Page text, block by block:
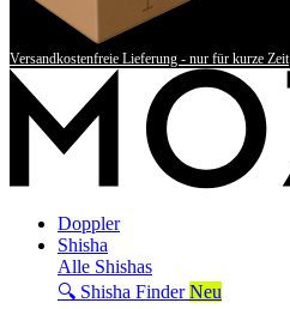
Versandkostenfreie Lieferung - nur für kurze Zeit
Doppler
Shisha
Alle Shishas
🔍 Shisha Finder Neu